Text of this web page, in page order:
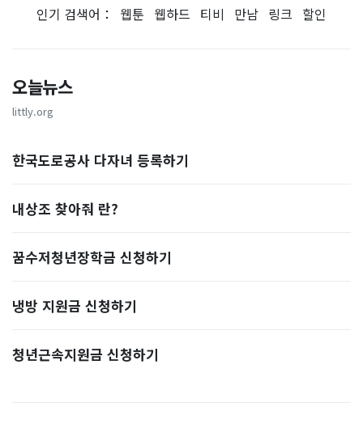
인기 검색어： 웹툰 웹하드 티비 만남 링크 할인
오늘뉴스
littly.org
한국도로공사 다자녀 등록하기
내상조 찾아줘 란?
꿈수저청년장학금 신청하기
냉방 지원금 신청하기
청년근속지원금 신청하기